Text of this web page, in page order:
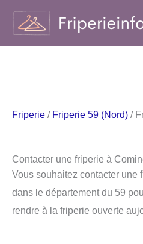
contenu
Friperie / Friperie 59 (Nord) /
Contacter une friperie à
Vous souhaitez contacter une
dans le département du 59
rendre à la friperie ouverte